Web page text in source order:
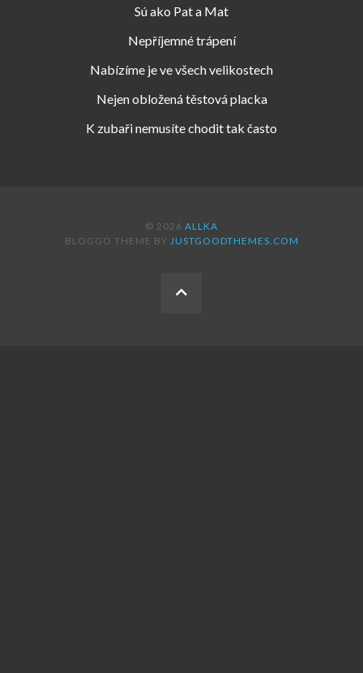
Sú ako Pat a Mat
Nepříjemné trápení
Nabízíme je ve všech velikostech
Nejen obložená těstová placka
K zubaři nemusíte chodit tak často
© 2026 ALLKA
BLOGGO THEME BY JUSTGOODTHEMES.COM
BACK